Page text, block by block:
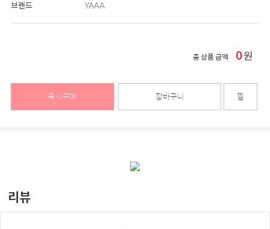
브랜드
YAAA
총 상품 금액 0원
즉시구매 장바구니 찜
리뷰